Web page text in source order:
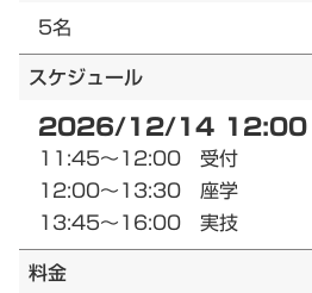
5名
スケジュール
2026/12/14 12:00
11:45～12:00 受付
12:00～13:30 座学
13:45～16:00 実技
料金